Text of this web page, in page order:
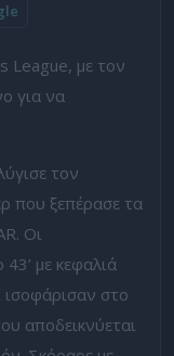
League, με τον
για να
τον
που ξεπέρασε τα
Οι
με κεφαλιά
ισοφάρισαν στο
αποδεικνύεται